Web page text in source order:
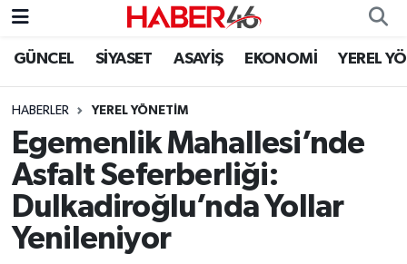
GÜNCEL SİYASET ASAYİŞ EKONOMİ YEREL
HABERLER YEREL YÖNETİM
Egemenlik Mahallesi’nde
Asfalt Seferberliği:
Dulkadiroğlu’nda Yollar
Yenileniyor
GÜNCEL
SİYASET
EKONOMİ
SPOR
YAŞAM
Nöbetçi Eczaneler
Hava Durumu
Kahramanmaraş Namaz Vakitleri
Trafik Durumu
Süper Lig Puan Durumu ve Fikstür